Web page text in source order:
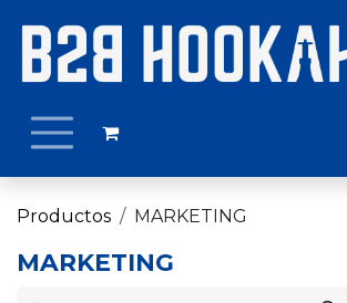
Productos MARKETING
MARKETING